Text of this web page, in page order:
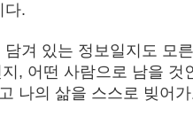
다.
겨 있는 정보일지도 모
, 어떤 사람으로 남을
나의 삶을 스스로 빚어